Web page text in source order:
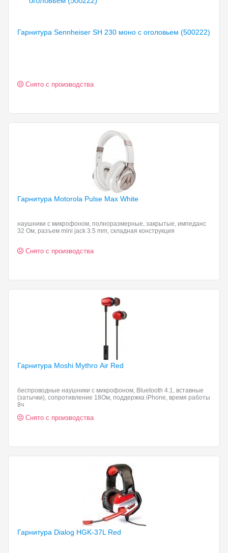
Гарнитура Sennheiser SH 230 моно с оголовьем (500222)
Снято с производства
Гарнитура Motorola Pulse Max White
наушники с микрофоном, полноразмерные, закрытые, импеданс
32 Ом, разъем mini jack 3.5 mm, складная конструкция
Снято с производства
Гарнитура Moshi Mythro Air Red
беспроводные наушники с микрофоном, Bluetooth 4.1, вставные
(затычки), сопротивление 18Ом, поддержка iPhone, время работы
8ч
Снято с производства
Гарнитура Dialog HGK-37L Red